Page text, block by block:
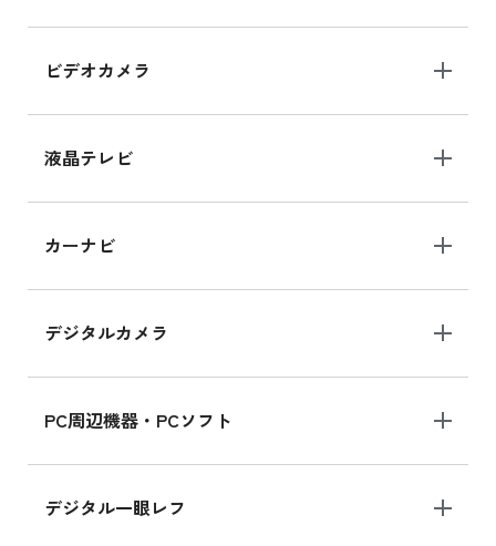
ビデオカメラ
液晶テレビ
カーナビ
デジタルカメラ
PC周辺機器・PCソフト
デジタル一眼レフ
iPad Air 11インチ の新品買取価格
iPhone 15 128GB シリーズ
iPhone 15 128GB の新品買取価格
MK2K3J/Aの新品買取価格はこちら